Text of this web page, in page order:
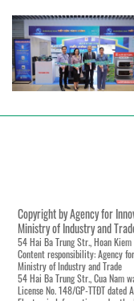
Copyright by Agency for
Ministry of Industry and
54 Hai Ba Trung Str., Hoan
Content responsibility: Agency
Ministry of Industry and Trade
54 Hai Ba Trung Str., Cua Nam
License No. 148/GP-TTĐT